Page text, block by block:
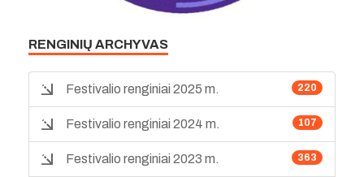
RENGINIŲ ARCHYVAS
220
Festivalio renginiai 2025 m.
107
Festivalio renginiai 2024 m.
363
Festivalio renginiai 2023 m.